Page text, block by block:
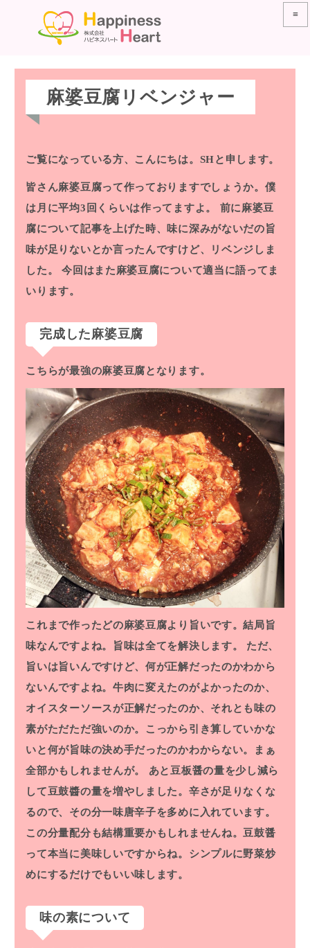
≡
麻婆豆腐リベンジャー
ご覧になっている方、こんにちは。SHと申します。
皆さん麻婆豆腐って作っておりますでしょうか。僕
は月に平均3回くらいは作ってますよ。
前に麻婆豆
腐について記事を上げた時、味に深みがないだの旨
味が足りないとか言ったんですけど、リベンジしま
した。
今回はまた麻婆豆腐について適当に語ってま
いります。
完成した麻婆豆腐
こちらが最強の麻婆豆腐となります。
これまで作ったどの麻婆豆腐より旨いです。結局旨
味なんですよね。旨味は全てを解決します。
ただ、
旨いは旨いんですけど、何が正解だったのかわから
ないんですよね。牛肉に変えたのがよかったのか、
オイスターソースが正解だったのか、それとも味の
素がただただ強いのか。こっから引き算していかな
いと何が旨味の決め手だったのかわからない。まぁ
全部かもしれませんが。
あと豆板醤の量を少し減ら
して豆鼓醬の量を増やしました。辛さが足りなくな
るので、その分一味唐辛子を多めに入れています。
この分量配分も結構重要かもしれませんね。豆鼓醤
って本当に美味しいですからね。シンプルに野菜炒
めにするだけでもいい味します。
味の素について